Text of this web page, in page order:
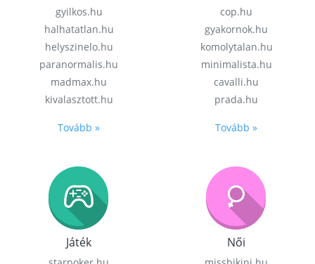
gyilkos.hu
halhatatlan.hu
helyszinelo.hu
paranormalis.hu
madmax.hu
kivalasztott.hu
Tovább »
cop.hu
gyakornok.hu
komolytalan.hu
minimalista.hu
cavalli.hu
prada.hu
Tovább »
Játék Női